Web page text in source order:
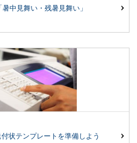
中見舞い・残暑見舞い」
状テンプレートを準備しよう